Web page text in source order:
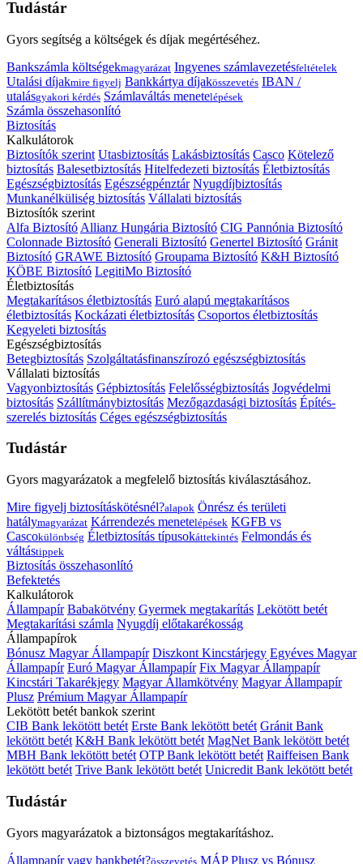
Tudástár
Gyors segítség a költségek és díjak megértéséhez.
Bankszámla költségekmagyarázat Ingyenes számlavezetésfeltételek
Utalási díjakmire figyelj Bankkártya díjakösszevetés IBAN /
utalásgyakori kérdés Számlaváltás menetelépések
Számla összehasonlító
Biztosítás
Kalkulátorok
Biztosítók szerint Utasbiztosítás Lakásbiztosítás Casco Kötelező
biztosítás Balesetbiztosítás Hitelfedezeti biztosítás Életbiztosítás
Egészségbiztosítás Egészségpénztár Nyugdíjbiztosítás
Munkanélküliség biztosítás Vállalati biztosítás
Biztosítók szerint
Alfa Biztosító Allianz Hungária Biztosító CIG Pannónia Biztosító
Colonnade Biztosító Generali Biztosító Genertel Biztosító Gránit
Biztosító GRAWE Biztosító Groupama Biztosító K&H Biztosító
KÖBE Biztosító LegitiMo Biztosító
Életbiztosítás
Megtakarításos életbiztosítás Euró alapú megtakarításos
életbiztosítás Kockázati életbiztosítás Csoportos életbiztosítás
Kegyeleti biztosítás
Egészségbiztosítás
Betegbiztosítás Szolgáltatásfinanszírozó egészségbiztosítás
Vállalati biztosítás
Vagyonbiztosítás Gépbiztosítás Felelősségbiztosítás Jogvédelmi
biztosítás Szállítmánybiztosítás Mezőgazdasági biztosítás Építés-
szerelés biztosítás Céges egészségbiztosítás
Tudástár
Gyors magyarázatok a megfelelő biztosítás kiválasztásához.
Mire figyelj biztosításkötésnél?alapok Önrész és területi
hatálymagyarázat Kárrendezés menetelépések KGFB vs
Cascokülönbség Életbiztosítás típusokáttekintés Felmondás és
váltástippek
Biztosítás összehasonlító
Befektetés
Kalkulátorok
Állampapír Babakötvény Gyermek megtakarítás Lekötött betét
Megtakarítási számla Nyugdíj előtakarékosság
Állampapírok
Bónusz Magyar Állampapír Diszkont Kincstárjegy Egyéves Magyar
Állampapír Euró Magyar Állampapír Fix Magyar Állampapír
Kincstári Takarékjegy Magyar Államkötvény Magyar Állampapír
Plusz Prémium Magyar Állampapír
Lekötött betét bankok szerint
CIB Bank lekötött betét Erste Bank lekötött betét Gránit Bank
lekötött betét K&H Bank lekötött betét MagNet Bank lekötött betét
MBH Bank lekötött betét OTP Bank lekötött betét Raiffeisen Bank
lekötött betét Trive Bank lekötött betét Unicredit Bank lekötött betét
Tudástár
Gyors magyarázatok a biztonságos megtakarításhoz.
Állampapír vagy bankbetét?összevetés MÁP Plusz vs Bónusz